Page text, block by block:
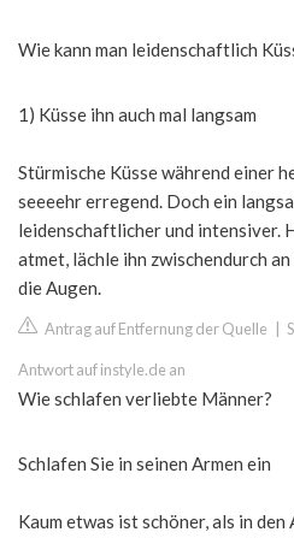
Wie kann man leidenschaftlich
1) Küsse ihn auch mal langsam
Stürmische Küsse während einer
seeeehr erregend. Doch ein
leidenschaftlicher und intensiver.
atmet, lächle ihn zwischendurch
die Augen.
Antrag auf Entfernung der Quelle
Antwort auf instyle.de an
Wie schlafen verliebte Männer?
Schlafen Sie in seinen Armen ein
Kaum etwas ist schöner, als in den